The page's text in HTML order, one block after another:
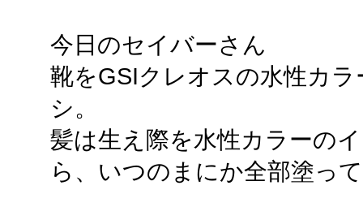
今日のセイバーさん
靴をGSIクレオスの水性カ
シ。
髪は生え際を水性カラーの
ら、いつのまにか全部塗っ